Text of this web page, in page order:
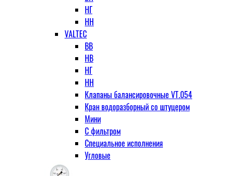
НГ
НН
VALTEC
ВВ
НВ
НГ
НН
Клапаны балансировочные VT.054
Кран водоразборный со штуцером
Мини
С фильтром
Специальное исполнения
Угловые